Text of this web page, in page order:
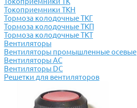
Токоприемники ТКН
Тормоза колодочные ТКГ
Тормоза колодочные ТКП
Тормоза колодочные ТКТ
Вентиляторы
Вентиляторы промышленные осевые
Вентиляторы АС
Вентиляторы DC
Решетки для вентиляторов